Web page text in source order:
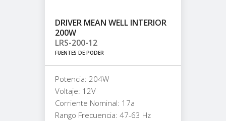
DRIVER MEAN WELL INTERIOR
200W
LRS-200-12
FUENTES DE PODER
Potencia: 204W
Voltaje: 12V
Corriente Nominal: 17a
Rango Frecuencia: 47-63 Hz